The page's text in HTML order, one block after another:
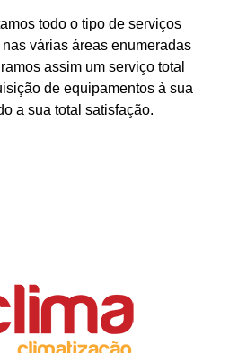
todo o tipo de serviços
várias áreas enumeradas
assim um serviço total
de equipamentos à sua
a sua total satisfação.